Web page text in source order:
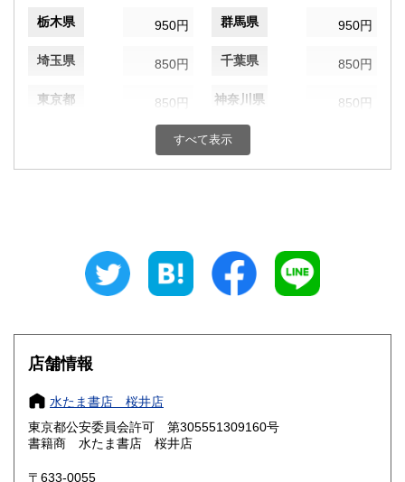
栃木県 950円 群馬県 950円
埼玉県 850円 千葉県 850円
東京都 850円 神奈川県 850円
850円 富山県
静岡県
850円 三重県
滋賀県 850円 京都府 850円
大阪府
奈良県
鳥取県 950円
すべて表示
店舗情報
水たま書店 桜井店
東京都公安委員会許可 第305551309160号
書籍商 水たま書店 桜井店
〒633-0055